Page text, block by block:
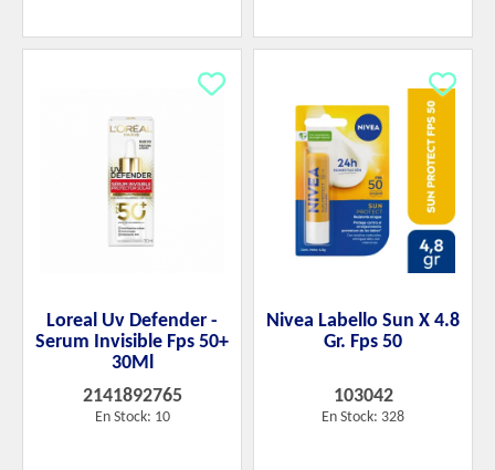
Loreal Uv Defender -
Serum Invisible Fps 50+
30Ml
2141892765
En Stock: 10
Nivea Labello Sun X 4.8
Gr. Fps 50
103042
En Stock: 328